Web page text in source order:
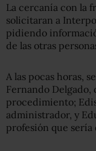
La cercanía con la
solicitaran a
pidiendo
de las otras
A las pocas horas,
Fernando Delgado,
procedimiento;
administrador, y
profesión que